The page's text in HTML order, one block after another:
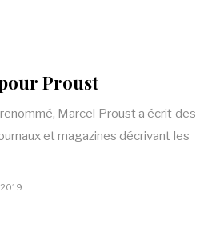
Proust
Marcel Proust a écrit des
et magazines décrivant les